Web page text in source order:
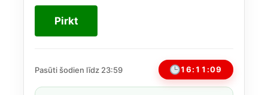
30,00 €.
20,57 €.
(līdzīgs
Pirkt
Pasūti šodien līdz 23:59 16:11:09